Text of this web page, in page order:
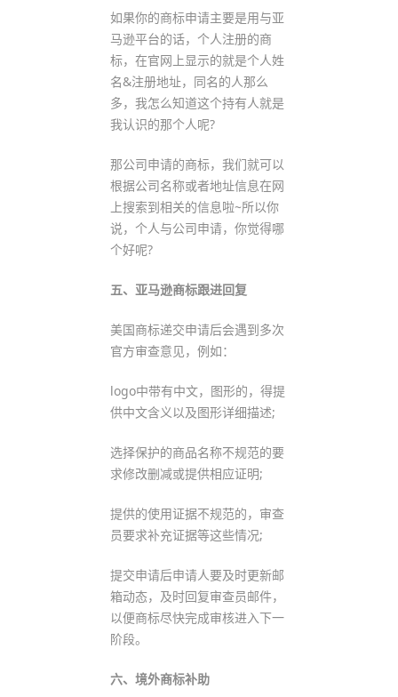
如果你的商标申请主要是用与亚
马逊平台的话，个人注册的商
标，在官网上显示的就是个人姓
名&注册地址，同名的人那么
多，我怎么知道这个持有人就是
我认识的那个人呢?
那公司申请的商标，我们就可以
根据公司名称或者地址信息在网
上搜索到相关的信息啦~所以你
说，个人与公司申请，你觉得哪
个好呢?
五、亚马逊商标跟进回复
美国商标递交申请后会遇到多次
官方审查意见，例如：
logo中带有中文，图形的，得提
供中文含义以及图形详细描述;
选择保护的商品名称不规范的要
求修改删减或提供相应证明;
提供的使用证据不规范的，审查
员要求补充证据等这些情况;
提交申请后申请人要及时更新邮
箱动态，及时回复审查员邮件，
以便商标尽快完成审核进入下一
阶段。
六、境外商标补助